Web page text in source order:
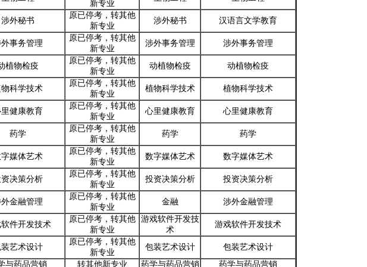
新专业
涉外秘书
原已停考，转其他
新专业
涉外秘书 汉语言文学教育
事务管理
原已停考，转其他
新专业
涉外事务管理 涉外事务管理
植物检疫
原已停考，转其他
新专业
动植物检疫 动植物检疫
科学技术
原已停考，转其他
新专业
植物科学技术 植物科学技术
健康教育
原已停考，转其他
新专业
心里健康教育 心里健康教育
药学
原已停考，转其他
新专业
药学 药学
媒体艺术
原已停考，转其他
新专业
数字媒体艺术 数字媒体艺术
决策分析
原已停考，转其他
新专业
投资决策分析 投资决策分析
金融管理
原已停考，转其他
新专业
金融 涉外金融管理
件开发技术
原已停考，转其他
新专业
游戏软件开发技
术
游戏软件开发技术
艺术设计
原已停考，转其他
新专业
包装艺术设计
包装艺术设计
与药品营销
转其他新专业 药学与药品营销 药学与药品营销